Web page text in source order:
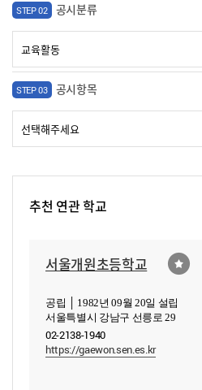
STEP 02 공시분류
STEP 03 공시항목
추천 연관 학교
서울개원초등학교
공립 │ 1982년 09월 20일 설립
서울특별시 강남구 선릉로 29
02-2138-1940
https://gaewon.sen.es.kr